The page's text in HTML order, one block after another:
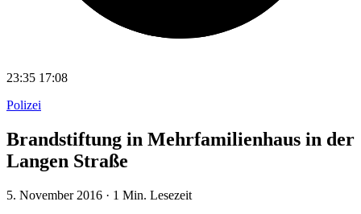
23:35 17:08
Polizei
Brandstiftung in Mehrfamilienhaus in der
Langen Straße
5. November 2016 · 1 Min. Lesezeit